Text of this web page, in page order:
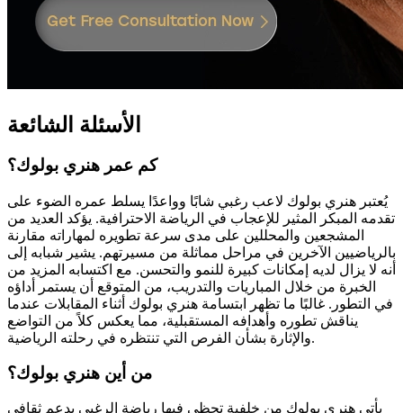
الأسئلة الشائعة
كم عمر هنري بولوك؟
يُعتبر هنري بولوك لاعب رغبي شابًا وواعدًا يسلط عمره الضوء على
تقدمه المبكر المثير للإعجاب في الرياضة الاحترافية. يؤكد العديد من
المشجعين والمحللين على مدى سرعة تطويره لمهاراته مقارنة
بالرياضيين الآخرين في مراحل مماثلة من مسيرتهم. يشير شبابه إلى
أنه لا يزال لديه إمكانات كبيرة للنمو والتحسن. مع اكتسابه المزيد من
الخبرة من خلال المباريات والتدريب، من المتوقع أن يستمر أداؤه
في التطور. غالبًا ما تظهر ابتسامة هنري بولوك أثناء المقابلات عندما
يناقش تطوره وأهدافه المستقبلية، مما يعكس كلاً من التواضع
والإثارة بشأن الفرص التي تنتظره في رحلته الرياضية.
من أين هنري بولوك؟
يأتي هنري بولوك من خلفية تحظى فيها رياضة الرغبي بدعم ثقافي